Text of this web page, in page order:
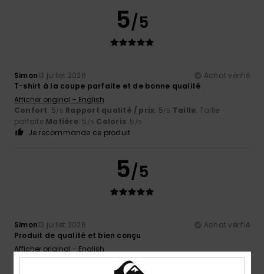
5/5
Simon13 juillet 2026
Achat vérifié
T-shirt à la coupe parfaite et de bonne qualité
Afficher original - English
Confort: 5/5 Rapport qualité / prix: 5/5 Taille: Taille
parfaite Matière: 5 /5 Coloris: 5 /5
Je recommande ce produit
5/5
Simon13 juillet 2026
Achat vérifié
Produit de qualité et bien conçu
Afficher original - English
Confort: 5/5 Rapport qualité / prix: 5/5 Taille: Taille
Coloris: 5/5